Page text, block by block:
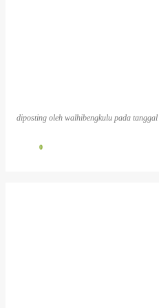
diposting oleh walhibengkulu pada tanggal
0